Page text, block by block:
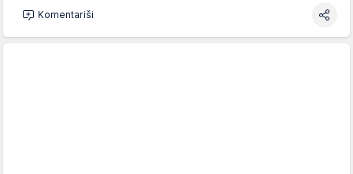
Komentariši